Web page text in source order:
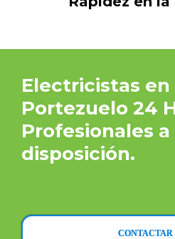
Electricistas en
Portezuelo 24
Profesionales
disposición.
CONTACTAR